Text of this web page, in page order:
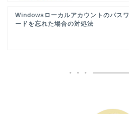
Windowsローカルアカウントのパスワ
ードを忘れた場合の対処法